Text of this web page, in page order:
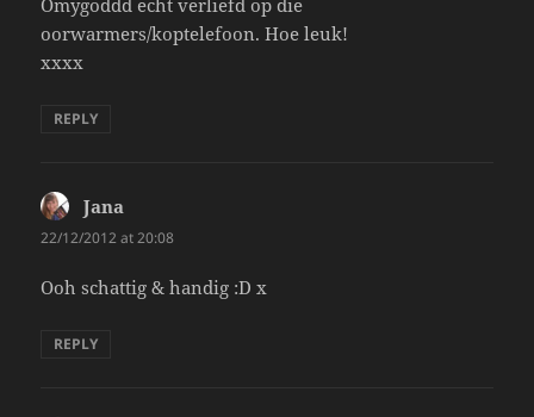
Omygoddd echt verliefd op die
oorwarmers/koptelefoon. Hoe leuk!
xxxx
REPLY
Jana
22/12/2012 at 20:08
Ooh schattig & handig :D x
REPLY